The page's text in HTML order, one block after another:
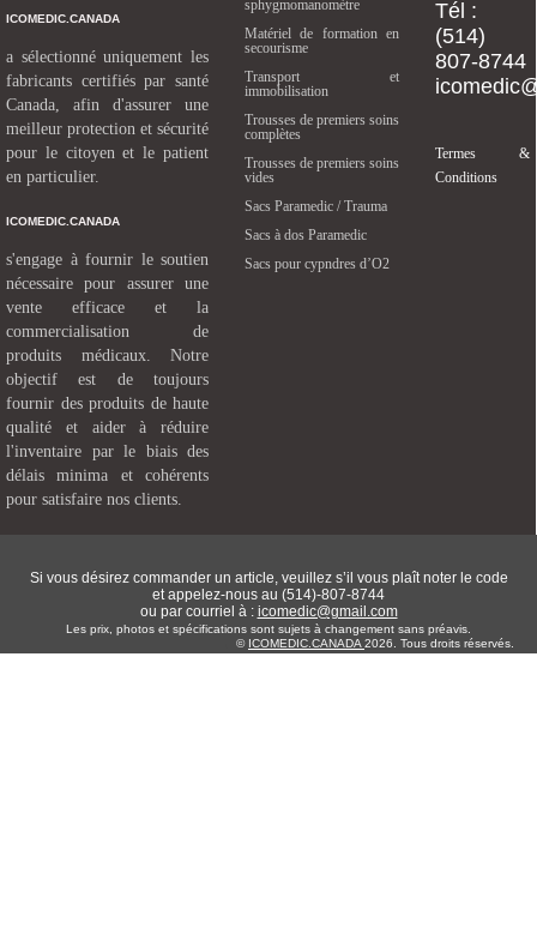
ICOMEDIC.CANADA
a sélectionné uniquement les
fabricants certifiés par santé
Canada, afin d'assurer une
meilleur protection et sécurité
pour le citoyen et le patient
en particulier.
ICOMEDIC.CANADA
s'engage à fournir le soutien
nécessaire pour assurer une
vente efficace et la
commercialisation de
produits médicaux. Notre
objectif est de toujours
fournir des produits de haute
qualité et aider à réduire
l'inventaire par le biais des
délais minima et cohérents
pour satisfaire nos clients.
sphygmomanomètre
Matériel de formation en
secourisme
Transport et
immobilisation
Trousses de premiers soins
complètes
Trousses de premiers soins
vides
Sacs Paramedic / Trauma
Sacs à dos Paramedic
Sacs pour cypndres d’O2
Tél :
(514)
807-8744
Termes &
Conditions
Si vous désirez commander un article, veuillez s’il vous plaît noter le code
et appelez-nous au (514)-807-8744
ou par courriel à : icomedic@gmail.com
Les prix, photos et spécifications sont sujets à changement sans préavis.
© ICOMEDIC.CANADA 2026. Tous droits réservés.